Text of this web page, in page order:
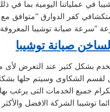
في عملياتنا اليومية بما في
كفر الدوارق “متوافق
صيانة توشيبا
بشكل كثير عند التعرض لأى
جميع الخدمات التى يرغب